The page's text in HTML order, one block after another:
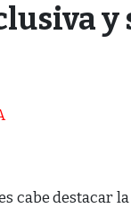
cabe destacar